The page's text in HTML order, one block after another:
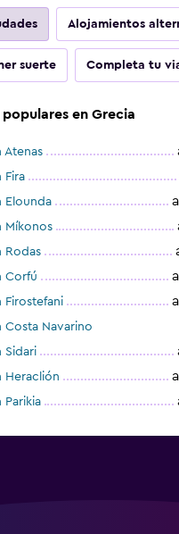
Alojamientos
suerte Completa tu
en Grecia
Atenas
Fira
Elounda
Míkonos
Rodas
Corfú
Firostefani
Costa Navarino
Sidari
Heraclión
Parikia